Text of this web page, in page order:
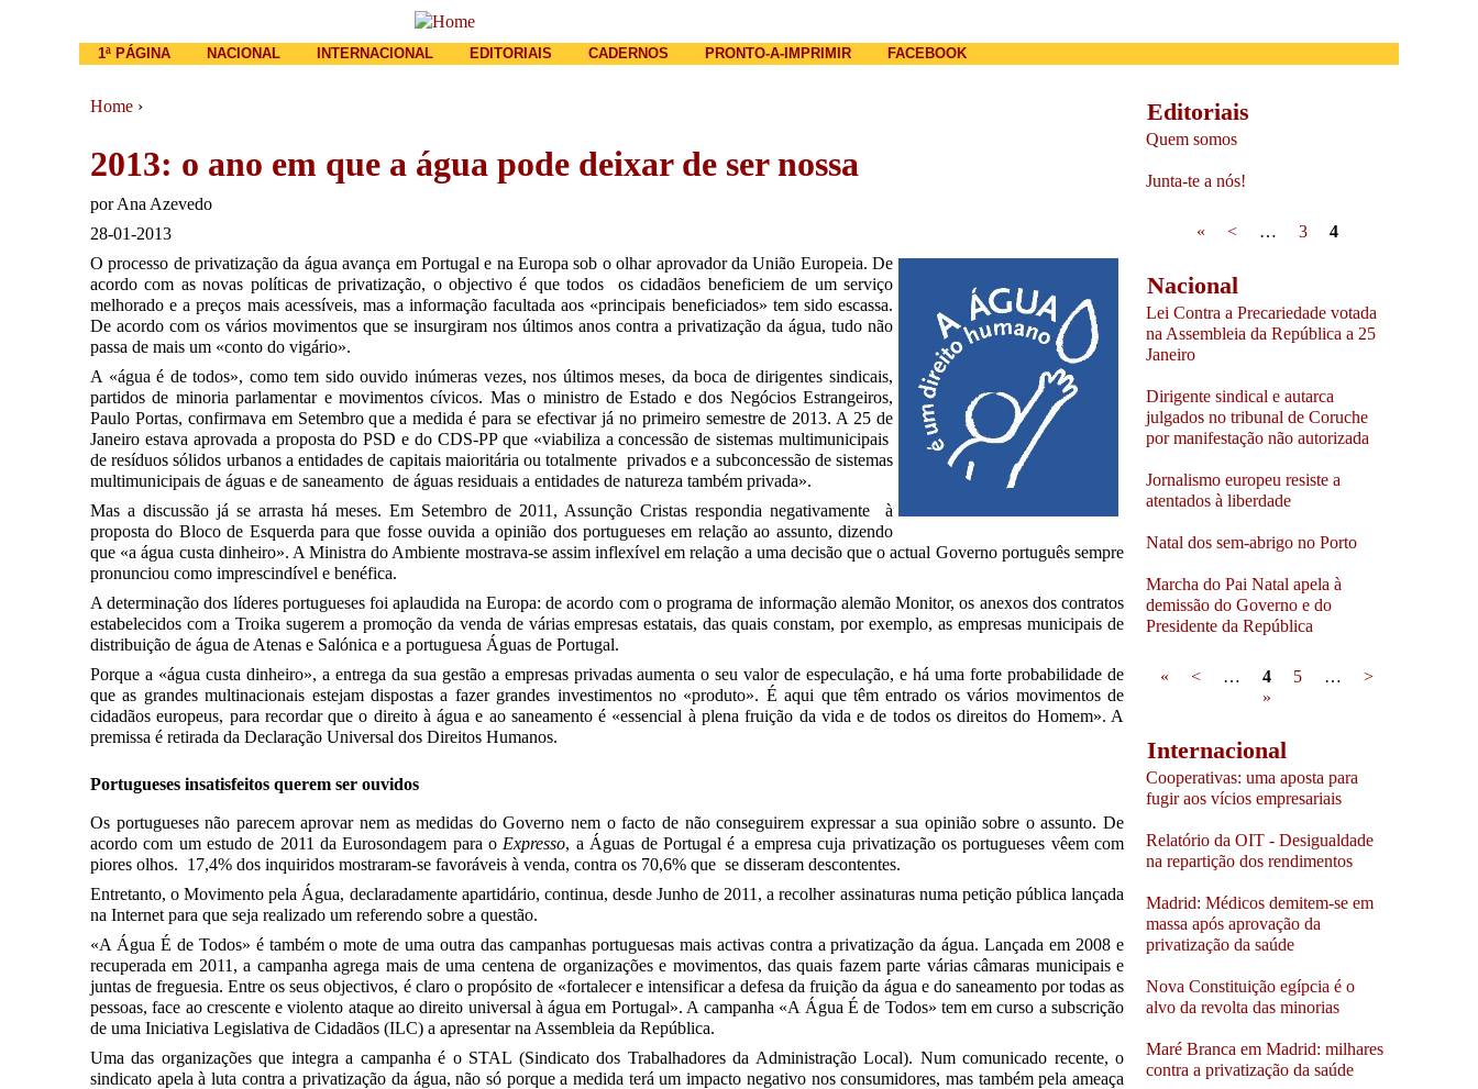
You are here
Home ›
2013: o ano em que a água pode deixar de ser nossa
porAna Azevedo
28-01-2013
O processo de privatização da água avança em Portugal e na Europa sob o olhar aprovador da União Europeia. De
acordo com as novas políticas de privatização, o objectivo é que todos os cidadãos beneficiem de um serviço
melhorado e a preços mais acessíveis, mas a informação facultada aos «principais beneficiados» tem sido escassa.
De acordo com os vários movimentos que se insurgiram nos últimos anos contra a privatização da água, tudo não
passa de mais um «conto do vigário».
A «água é de todos», como tem sido ouvido inúmeras vezes, nos últimos meses, da boca de dirigentes sindicais,
partidos de minoria parlamentar e movimentos cívicos. Mas o ministro de Estado e dos Negócios Estrangeiros,
Paulo Portas, confirmava em Setembro que a medida é para se efectivar já no primeiro semestre de 2013. A 25 de
Janeiro estava aprovada a proposta do PSD e do CDS-PP que «viabiliza a concessão de sistemas multimunicipais
de resíduos sólidos urbanos a entidades de capitais maioritária ou totalmente privados e a subconcessão de sistemas
multimunicipais de águas e de saneamento de águas residuais a entidades de natureza também privada».
Mas a discussão já se arrasta há meses. Em Setembro de 2011, Assunção Cristas respondia negativamente à
proposta do Bloco de Esquerda para que fosse ouvida a opinião dos portugueses em relação ao assunto, dizendo
que «a água custa dinheiro». A Ministra do Ambiente mostrava-se assim inflexível em relação a uma decisão que o actual Governo português sempre
pronunciou como imprescindível e benéfica.
A determinação dos líderes portugueses foi aplaudida na Europa: de acordo com o programa de informação alemão Monitor, os anexos dos contratos
estabelecidos com a Troika sugerem a promoção da venda de várias empresas estatais, das quais constam, por exemplo, as empresas municipais de
distribuição de água de Atenas e Salónica e a portuguesa Águas de Portugal.
Porque a «água custa dinheiro», a entrega da sua gestão a empresas privadas aumenta o seu valor de especulação, e há uma forte probabilidade de
que as grandes multinacionais estejam dispostas a fazer grandes investimentos no «produto». É aqui que têm entrado os vários movimentos de
cidadãos europeus, para recordar que o direito à água e ao saneamento é «essencial à plena fruição da vida e de todos os direitos do Homem». A
premissa é retirada da Declaração Universal dos Direitos Humanos.
Portugueses insatisfeitos querem ser ouvidos
Os portugueses não parecem aprovar nem as medidas do Governo nem o facto de não conseguirem expressar a sua opinião sobre o assunto. De
acordo com um estudo de 2011 da Eurosondagem para o Expresso, a Águas de Portugal é a empresa cuja privatização os portugueses vêem com
piores olhos. 17,4% dos inquiridos mostraram-se favoráveis à venda, contra os 70,6% que se disseram descontentes.
Entretanto, o Movimento pela Água, declaradamente apartidário, continua, desde Junho de 2011, a recolher assinaturas numa petição pública lançada
na Internet para que seja realizado um referendo sobre a questão.
«A Água É de Todos» é também o mote de uma outra das campanhas portuguesas mais activas contra a privatização da água. Lançada em 2008 e
recuperada em 2011, a campanha agrega mais de uma centena de organizações e movimentos, das quais fazem parte várias câmaras municipais e
juntas de freguesia. Entre os seus objectivos, é claro o propósito de «fortalecer e intensificar a defesa da fruição da água e do saneamento por todas as
pessoas, face ao crescente e violento ataque ao direito universal à água em Portugal». A campanha «A Água É de Todos» tem em curso a subscrição
de uma Iniciativa Legislativa de Cidadãos (ILC) a apresentar na Assembleia da República.
Uma das organizações que integra a campanha é o STAL (Sindicato dos Trabalhadores da Administração Local). Num comunicado recente, o
sindicato apela à luta contra a privatização da água, não só porque a medida terá um impacto negativo nos consumidores, mas também pela ameaça
Main menu
1ª PÁGINA NACIONAL INTERNACIONAL EDITORIAIS CADERNOS PRONTO-A-IMPRIMIR FACEBOOK
Editoriais
Quem somos
Junta-te a nós!
Pages
« < … 3 4
Nacional
Lei Contra a Precariedade votada
na Assembleia da República a 25
Janeiro
Dirigente sindical e autarca
julgados no tribunal de Coruche
por manifestação não autorizada
Jornalismo europeu resiste a
atentados à liberdade
Natal dos sem-abrigo no Porto
Marcha do Pai Natal apela à
demissão do Governo e do
Presidente da República
Pages
« < … 4 5 …
>
»
Internacional
Cooperativas: uma aposta para
fugir aos vícios empresariais
Relatório da OIT - Desigualdade
na repartição dos rendimentos
Madrid: Médicos demitem-se em
massa após aprovação da
privatização da saúde
Nova Constituição egípcia é o
alvo da revolta das minorias
Maré Branca em Madrid: milhares
contra a privatização da saúde